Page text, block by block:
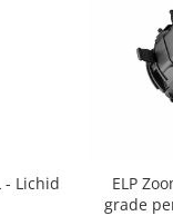
- Lichid
ELP
grade